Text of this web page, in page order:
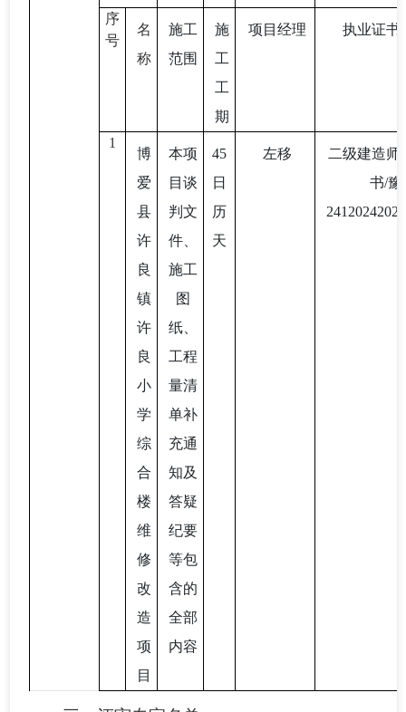
序
号
名
称
施工
范围
施
工
工
期
项目经理 执业证书
1
博
爱
县
许
良
镇
许
良
小
学
综
合
楼
维
修
改
造
项
目
本项
目谈
判文
件、
施工
图
纸、
工程
量清
单补
充通
知及
答疑
纪要
等包
含的
全部
内容
45
日
历
天
左移
二级建造师
书/豫